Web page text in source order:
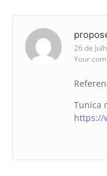
26 de
Your
Tunica
https://